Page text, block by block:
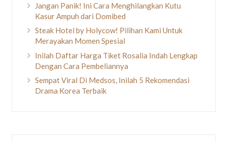
Jangan Panik! Ini Cara Menghilangkan Kutu
Kasur Ampuh dari Domibed
Steak Hotel by Holycow! Pilihan Kami Untuk
Merayakan Momen Spesial
Inilah Daftar Harga Tiket Rosalia Indah Lengkap
Dengan Cara Pembeliannya
Sempat Viral Di Medsos, Inilah 5 Rekomendasi
Drama Korea Terbaik